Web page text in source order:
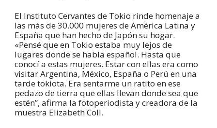
El Instituto Cervantes de Tokio rinde homenaje a
las más de 30.000 mujeres de América Latina y
España que han hecho de Japón su hogar.
«Pensé que en Tokio estaba muy lejos de
lugares donde se habla español. Hasta que
conocí a estas mujeres. Estar con ellas era como
visitar Argentina, México, España o Perú en una
tarde tokiota. Era sentarme un ratito en ese
pedazo de tierra que ellas llevan donde sea que
estén”, afirma la fotoperiodista y creadora de la
muestra Elizabeth Coll.